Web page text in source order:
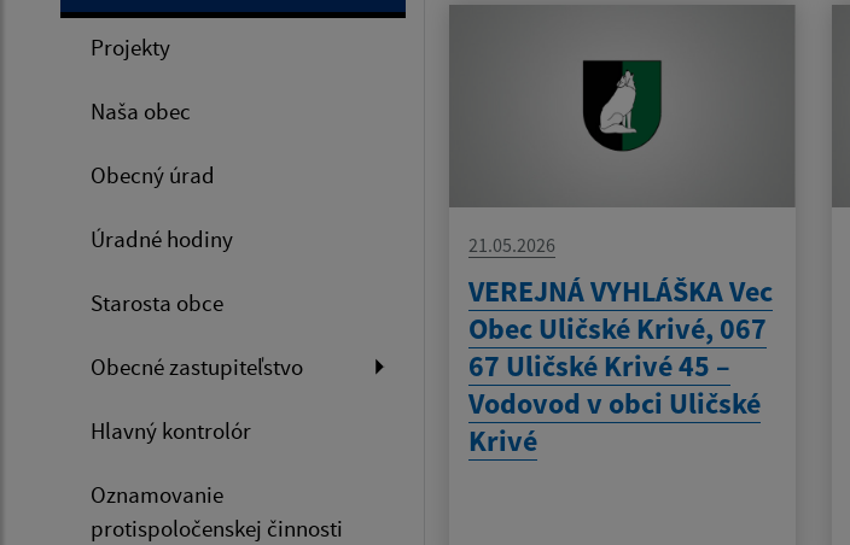
Projekty
Naša obec
Obecný úrad
Úradné hodiny
Starosta obce
Obecné zastupiteľstvo
Hlavný kontrolór
Oznamovanie
protispoločenskej činnosti
21.05.2026
VEREJNÁ VYHLÁŠKA Vec
Obec Uličské Krivé, 067
67 Uličské Krivé 45 –
Vodovod v obci Uličské
Krivé